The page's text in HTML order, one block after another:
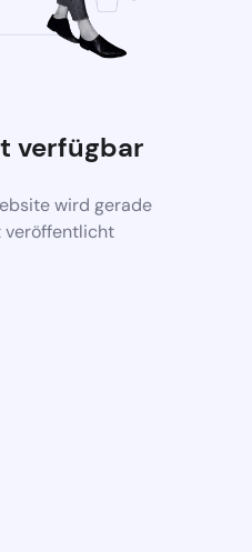
verfügbar
wird gerade
veröffentlicht